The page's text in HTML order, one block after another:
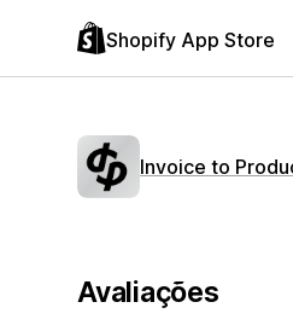
Shopify App Store
Invoice to
Avaliações